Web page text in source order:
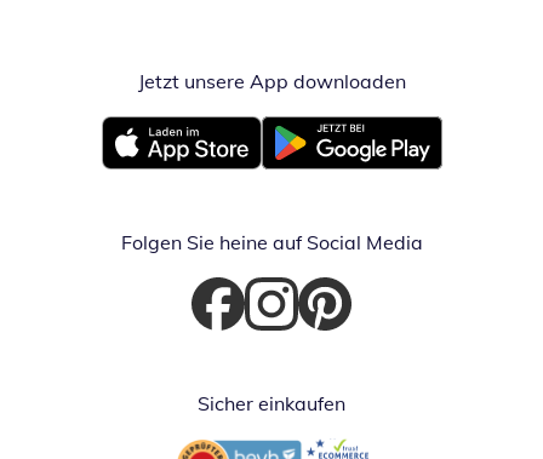
Jetzt unsere App downloadenÖffnet in
Öffnet in neuem FensterÖffnet in neuem Fenster
Folgen Sie heine auf Social Media
Öffnet in neuem Fenster
Öffnet in neuem Fenster
Öffnet in neuem Fenster
Sicher einkaufen